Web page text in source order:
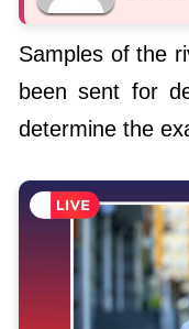
Samples of the
been sent for
determine the